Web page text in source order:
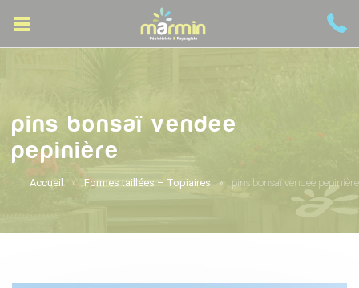
pins bonsaï vendee
pepinière
Accueil Formes taillées – Topiaires pins bonsaï vendee pepinière